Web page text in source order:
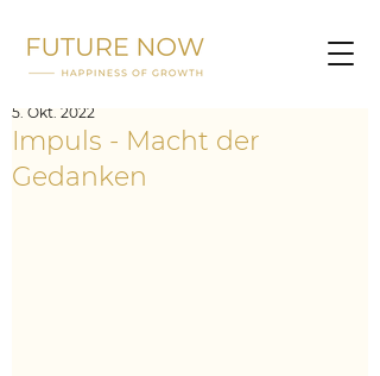
Impuls - Macht der
Gedanken
5. Okt. 2022